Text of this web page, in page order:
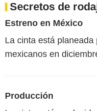
Secretos de
Estreno en México
La cinta está
mexicanos en
Producción